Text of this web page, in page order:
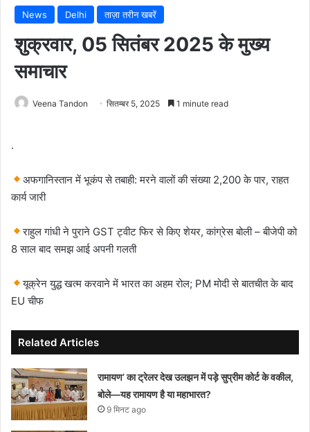
News Delhi ताज़ा तरीन खबरें
शुक्रवार, 05 सितंबर 2025 के मुख्य
समाचार
Veena Tandon सितम्बर 5, 2025 1 minute read
.
अफगानिस्तान में भूकंप से तबाही: मरने वालों की संख्या 2,200 के पार, राहत
कार्य जारी
राहुल गांधी ने पुराने GST ट्वीट फिर से किए शेयर, कांग्रेस बोली – बीजेपी को
8 साल बाद समझ आई अपनी गलती
यूक्रेन युद्ध खत्म करवाने में भारत का अहम रोल; PM मोदी से बातचीत के बाद
EU चीफ
Related Articles
रामायण’ का ट्रेलर देख उलझन में पड़े सुप्रीम कोर्ट के वकील,
बोले—यह रामायण है या महाभारत?
9 मिनट ago